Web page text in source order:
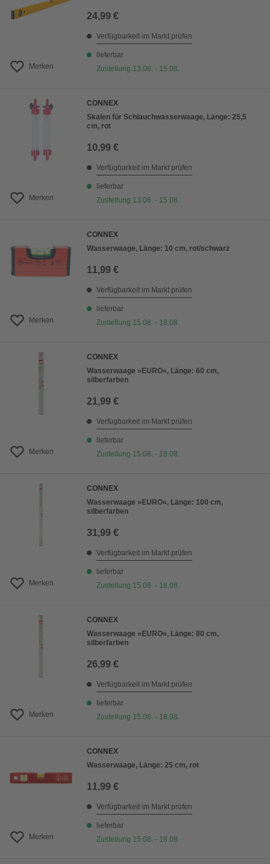
Merken
24,99 €
Verfügbarkeit im Markt prüfen
lieferbar
Zustellung 13.08. - 15.08.
Merken
CONNEX
Skalen für Schlauchwasserwaage, Länge: 25,5
cm, rot
10,99 €
Verfügbarkeit im Markt prüfen
lieferbar
Zustellung 13.08. - 15.08.
Merken
CONNEX
Wasserwaage, Länge: 10 cm, rot/schwarz
11,99 €
Verfügbarkeit im Markt prüfen
lieferbar
Zustellung 15.08. - 18.08.
Merken
CONNEX
Wasserwaage »EURO«, Länge: 60 cm,
silberfarben
21,99 €
Verfügbarkeit im Markt prüfen
lieferbar
Zustellung 15.08. - 18.08.
Merken
CONNEX
Wasserwaage »EURO«, Länge: 100 cm,
silberfarben
31,99 €
Verfügbarkeit im Markt prüfen
lieferbar
Zustellung 15.08. - 18.08.
Merken
CONNEX
Wasserwaage »EURO«, Länge: 80 cm,
silberfarben
26,99 €
Verfügbarkeit im Markt prüfen
lieferbar
Zustellung 15.08. - 18.08.
Merken
CONNEX
Wasserwaage, Länge: 25 cm, rot
11,99 €
Verfügbarkeit im Markt prüfen
lieferbar
Zustellung 15.08. - 18.08.